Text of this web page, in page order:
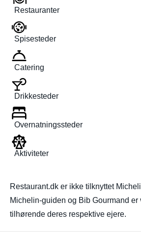
Restauranter
Spisesteder
Catering
Drikkesteder
Overnatningssteder
Aktiviteter
Restaurant.dk er ikke tilknyttet
Michelin-guiden og Bib Gourmand
tilhørende deres respektive ejere.